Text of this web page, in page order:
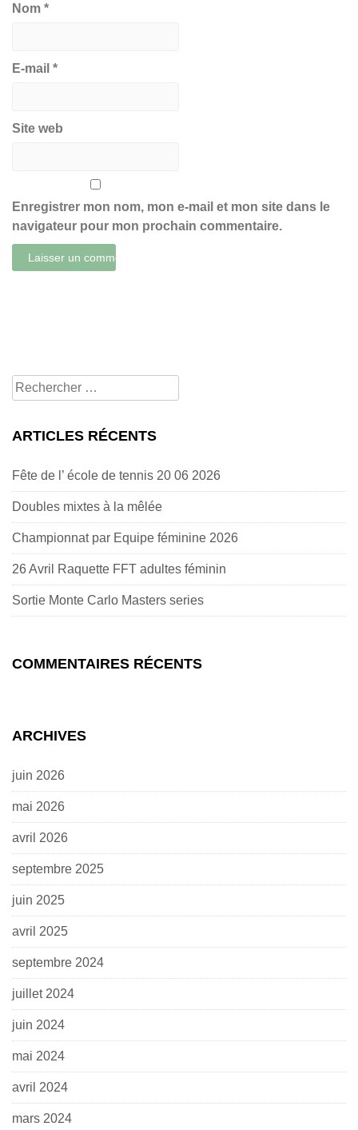
Nom *
E-mail *
Site web
Enregistrer mon nom, mon e-mail et mon site dans le
navigateur pour mon prochain commentaire.
Rechercher
pour:
ARTICLES RÉCENTS
Fête de l’ école de tennis 20 06 2026
Doubles mixtes à la mêlée
Championnat par Equipe féminine 2026
26 Avril Raquette FFT adultes féminin
Sortie Monte Carlo Masters series
COMMENTAIRES RÉCENTS
ARCHIVES
juin 2026
mai 2026
avril 2026
septembre 2025
juin 2025
avril 2025
septembre 2024
juillet 2024
juin 2024
mai 2024
avril 2024
mars 2024